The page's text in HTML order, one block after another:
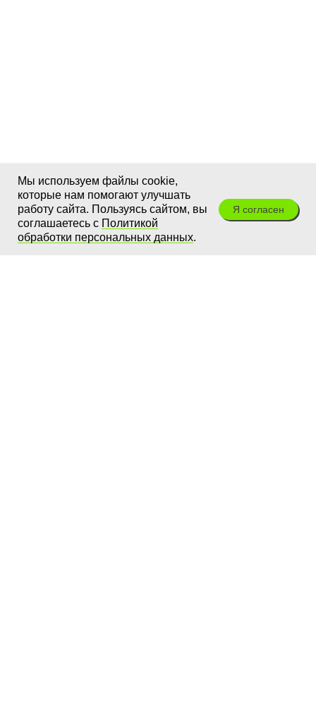
Мы используем файлы cookie,
которые нам помогают улучшать
работу сайта. Пользуясь сайтом, вы
соглашаетесь с Политикой
обработки персональных данных.
Я согласен